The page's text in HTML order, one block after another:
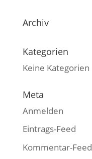
Archiv
Kategorien
Keine Kategorien
Meta
Anmelden
Eintrags-Feed
Kommentar-Feed